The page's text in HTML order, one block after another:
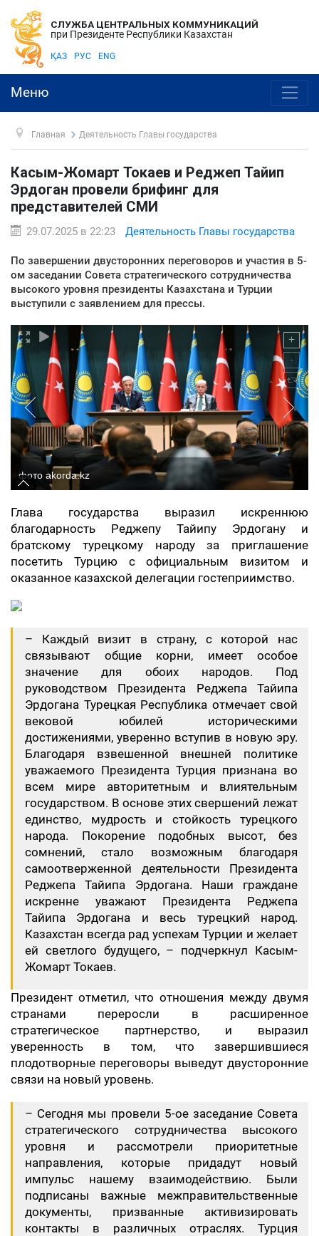
СЛУЖБА ЦЕНТРАЛЬНЫХ КОММУНИКАЦИЙ
при Президенте Республики Казахстан
ҚАЗ РУС ENG
Меню
Главная Деятельность Главы государства
Касым-Жомарт Токаев и Реджеп Тайип
Эрдоган провели брифинг для
представителей СМИ
29.07.2025 в 22:23 Деятельность Главы государства
По завершении двусторонних переговоров и участия в 5-
ом заседании Совета стратегического сотрудничества
высокого уровня президенты Казахстана и Турции
выступили с заявлением для прессы.
фото akorda.kz
Глава государства выразил искреннюю
благодарность Реджепу Тайипу Эрдогану и
братскому турецкому народу за приглашение
посетить Турцию с официальным визитом и
оказанное казахской делегации гостеприимство.
– Каждый визит в страну, с которой нас
связывают общие корни, имеет особое
значение для обоих народов. Под
руководством Президента Реджепа Тайипа
Эрдогана Турецкая Республика отмечает свой
вековой юбилей историческими
достижениями, уверенно вступив в новую эру.
Благодаря взвешенной внешней политике
уважаемого Президента Турция признана во
всем мире авторитетным и влиятельным
государством. В основе этих свершений лежат
единство, мудрость и стойкость турецкого
народа. Покорение подобных высот, без
сомнений, стало возможным благодаря
самоотверженной деятельности Президента
Реджепа Тайипа Эрдогана. Наши граждане
искренне уважают Президента Реджепа
Тайипа Эрдогана и весь турецкий народ.
Казахстан всегда рад успехам Турции и желает
ей светлого будущего, – подчеркнул Касым-
Жомарт Токаев.
Президент отметил, что отношения между двумя
странами переросли в расширенное
стратегическое партнерство, и выразил
уверенность в том, что завершившиеся
плодотворные переговоры выведут двусторонние
связи на новый уровень.
– Сегодня мы провели 5-ое заседание Совета
стратегического сотрудничества высокого
уровня и рассмотрели приоритетные
направления, которые придадут новый
импульс нашему взаимодействию. Были
подписаны важные межправительственные
документы, призванные активизировать
контакты в различных отраслях. Турция